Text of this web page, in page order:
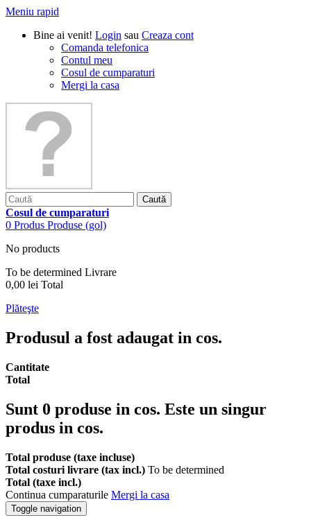
Meniu rapid
Bine ai venit! Login sau Creaza cont
Comanda telefonica
Contul meu
Cosul de cumparaturi
Mergi la casa
Caută
Cosul de cumparaturi
0 Produs Produse (gol)
No products
To be determined Livrare
0,00 lei Total
Plăteşte
Produsul a fost adaugat in cos.
Cantitate
Total
Sunt 0 produse in cos. Este un singur
produs in cos.
Total produse (taxe incluse)
Total costuri livrare (tax incl.) To be determined
Total (taxe incl.)
Continua cumparaturile Mergi la casa
Toggle navigation